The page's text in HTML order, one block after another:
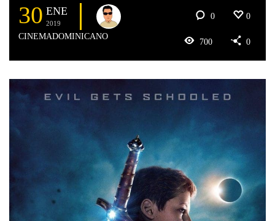
30 ENE
2019
CINEMADOMINICANO
0 0
700 0